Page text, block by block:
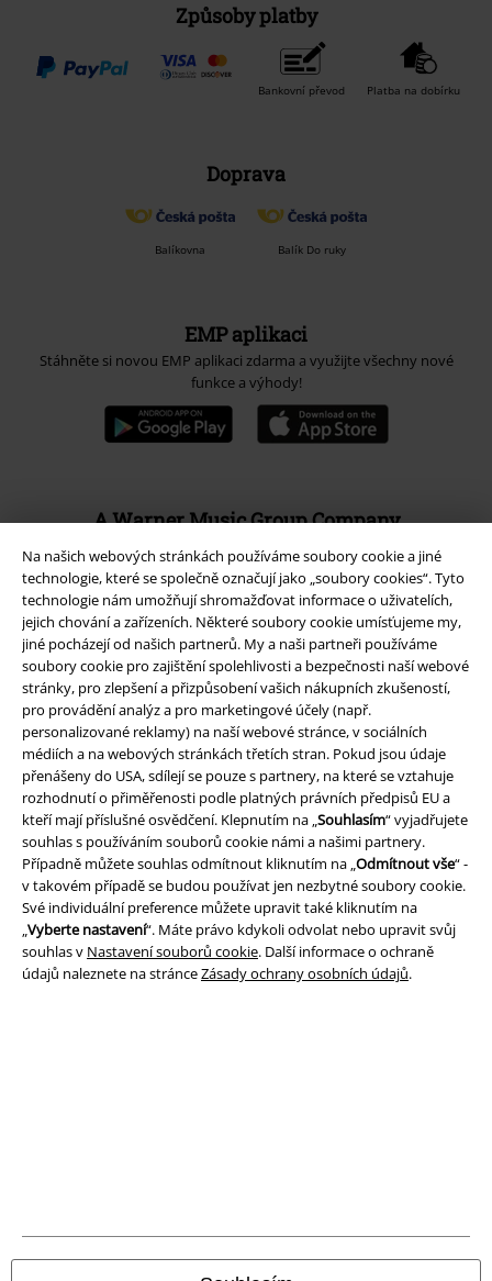
Na našich webových stránkách používáme soubory cookie a jiné
technologie, které se společně označují jako „soubory cookies“. Tyto
technologie nám umožňují shromažďovat informace o uživatelích,
jejich chování a zařízeních. Některé soubory cookie umísťujeme my,
jiné pocházejí od našich partnerů. My a naši partneři používáme
soubory cookie pro zajištění spolehlivosti a bezpečnosti naší webové
stránky, pro zlepšení a přizpůsobení vašich nákupních zkušeností,
pro provádění analýz a pro marketingové účely (např.
personalizované reklamy) na naší webové stránce, v sociálních
médiích a na webových stránkách třetích stran. Pokud jsou údaje
přenášeny do USA, sdílejí se pouze s partnery, na které se vztahuje
rozhodnutí o přiměřenosti podle platných právních předpisů EU a
kteří mají příslušné osvědčení. Klepnutím na „Souhlasím“ vyjadřujete
souhlas s používáním souborů cookie námi a našimi partnery.
Případně můžete souhlas odmítnout kliknutím na „Odmítnout vše“ -
v takovém případě se budou používat jen nezbytné soubory cookie.
Své individuální preference můžete upravit také kliknutím na
„Vyberte nastavení“. Máte právo kdykoli odvolat nebo upravit svůj
souhlas v Nastavení souborů cookie. Další informace o ochraně
údajů naleznete na stránceZásady ochrany osobních údajů.
Způsoby platby
Bankovní převod Platba na dobírku
Doprava
Balíkovna Balík Do ruky
EMP aplikaci
Stáhněte si novou EMP aplikaci zdarma a využijte všechny nové
funkce a výhody!
A Warner Music Group Company
Právní informace
Podmínky
Prohlášení
Ochrana osobních údajů
poštovného a balného